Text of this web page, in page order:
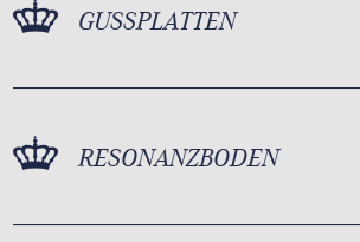
GUSSPLATTEN
RESONANZBODEN